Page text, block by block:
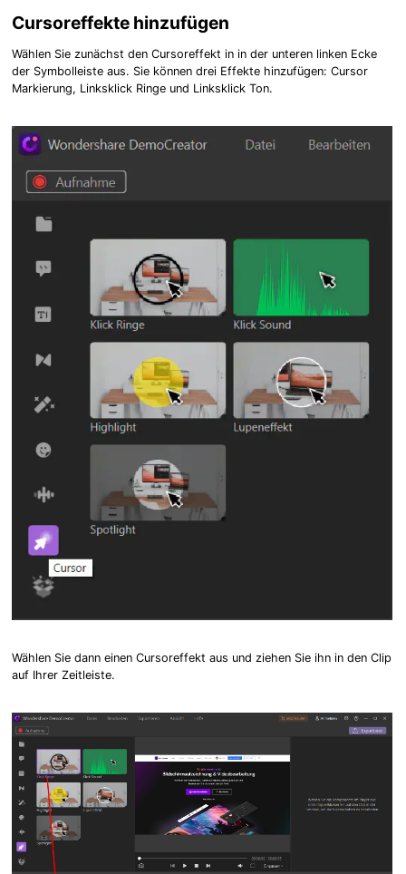
Cursoreffekte hinzufügen
Wählen Sie zunächst den Cursoreffekt in in der unteren linken Ecke
der Symbolleiste aus. Sie können drei Effekte hinzufügen: Cursor
Markierung, Linksklick Ringe und Linksklick Ton.
Wählen Sie dann einen Cursoreffekt aus und ziehen Sie ihn in den Clip
auf Ihrer Zeitleiste.